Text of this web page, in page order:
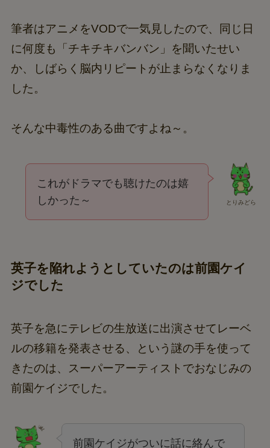
筆者はアニメをVODで一気見したので、同じ日
に何度も「チキチキバンバン」を聞いたせい
か、しばらく脳内リピートが止まらなくなりま
した。
そんな中毒性のある曲ですよね～。
とりみどら
これがドラマでも聴けたのは嬉
しかった～
英子を陥れようとしていたのは前園ケイ
ジでした
英子を急にテレビの生放送に出演させてレーベ
ルの移籍を発表させる、という謎の手を使って
きたのは、スーパーアーティストでおなじみの
前園ケイジでした。
前園ケイジがついに話に絡んで